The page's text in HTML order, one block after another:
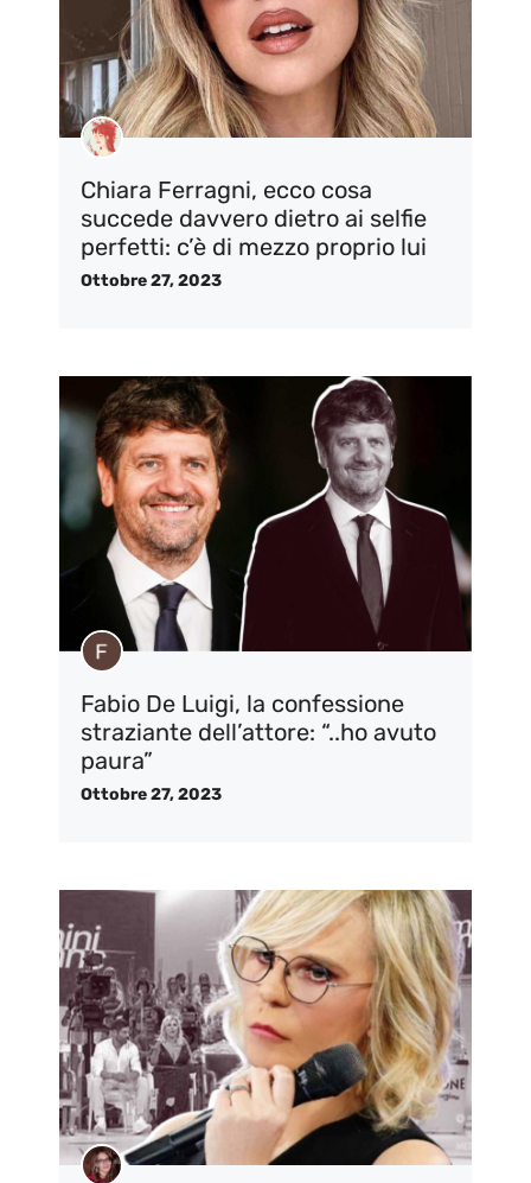
Chiara Ferragni, ecco cosa
succede davvero dietro ai selfie
perfetti: c’è di mezzo proprio lui
Ottobre 27, 2023
Fabio De Luigi, la confessione
straziante dell’attore: “..ho avuto
paura”
Ottobre 27, 2023